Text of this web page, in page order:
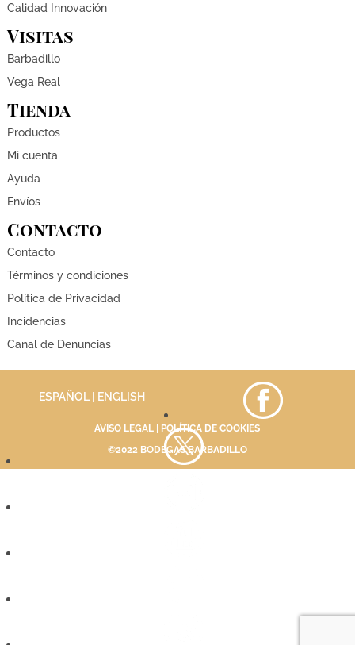
Calidad Innovación
Visitas
Barbadillo
Vega Real
Tienda
Productos
Mi cuenta
Ayuda
Envíos
Contacto
Contacto
Términos y condiciones
Política de Privacidad
Incidencias
Canal de Denuncias
ESPAÑOL | ENGLISH
AVISO LEGAL
POLÍTICA DE COOKIES
©2022 BODEGAS BARBADILLO